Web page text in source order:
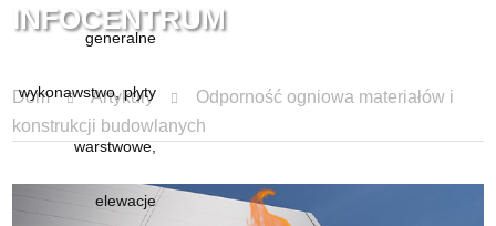
INFOCENTRUM
Dom Artykuły
Odporność ogniowa materiałów i
konstrukcji budowlanych